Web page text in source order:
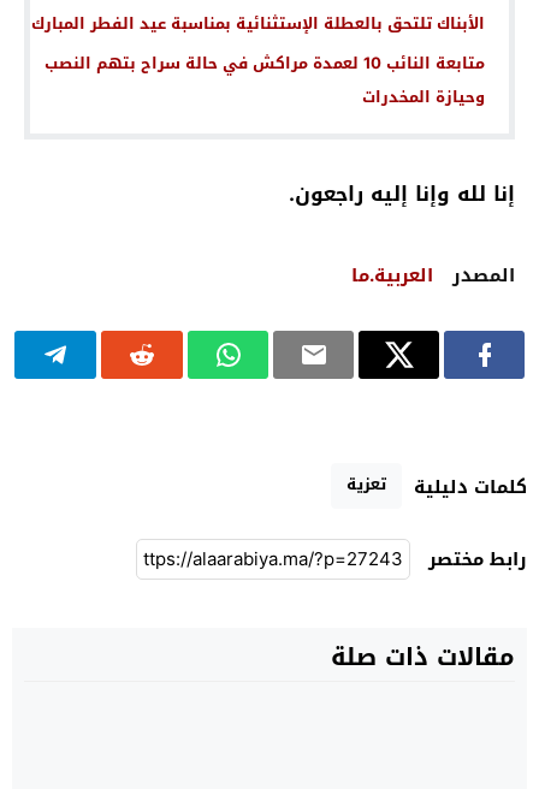
الأبناك تلتحق بالعطلة الإستثنائية بمناسبة عيد الفطر المبارك
متابعة النائب 10 لعمدة مراكش في حالة سراح بتهم النصب
وحيازة المخدرات
إنا لله وإنا إليه راجعون.
المصدر العربية.ما
كلمات دليلية تعزية
رابط مختصر
مقالات ذات صلة